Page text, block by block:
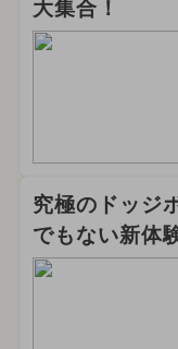
大集合！
究極のドッジ
でもない新体